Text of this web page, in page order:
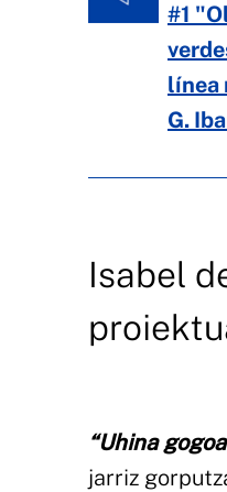
#1
línea
G.
Isabel
“Uhina
jarriz